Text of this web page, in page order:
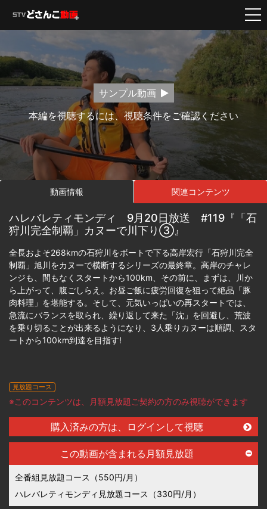
サンプル動画
本編を視聴するには、視聴条件をご確認ください
動画情報 関連コンテンツ
ハレバレティモンディ 9月20日放送 #119『「石
狩川完全制覇」カヌーで川下り③』
全長およそ268kmの石狩川をボートで下る高岸宏行「石狩川完全
制覇」旭川をカヌーで横断するシリーズの最終章。高岸のチャレ
ンジも、間もなくスタートから100km、その前に、まずは、川か
ら上がって、腹ごしらえ。お昼ご飯に疲労回復を狙って絶品「豚
肉料理」を堪能する。そして、元気いっぱいの再スタートでは、
急流にバランスを取られ、繰り返して来た「沈」を回避し、荒波
を乗り切ることが出来るようになり、3人乗りカヌーは順調、スタ
ートから100km到達を目指す!
見放題コース
※このコンテンツは、月額見放題ご契約の方のみ視聴ができます
購入済みの方は、ログインして視聴
この動画が含まれる月額見放題
全番組見放題コース（550円/月）
ハレバレティモンディ見放題コース（330円/月）